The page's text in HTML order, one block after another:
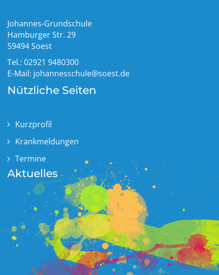
Johannes-Grundschule
Hamburger Str. 29
59494 Soest
Tel.: 02921 9480300
E-Mail: johannesschule@soest.de
Nützliche Seiten
Kurzprofil
Krankmeldungen
Termine
Aktuelles